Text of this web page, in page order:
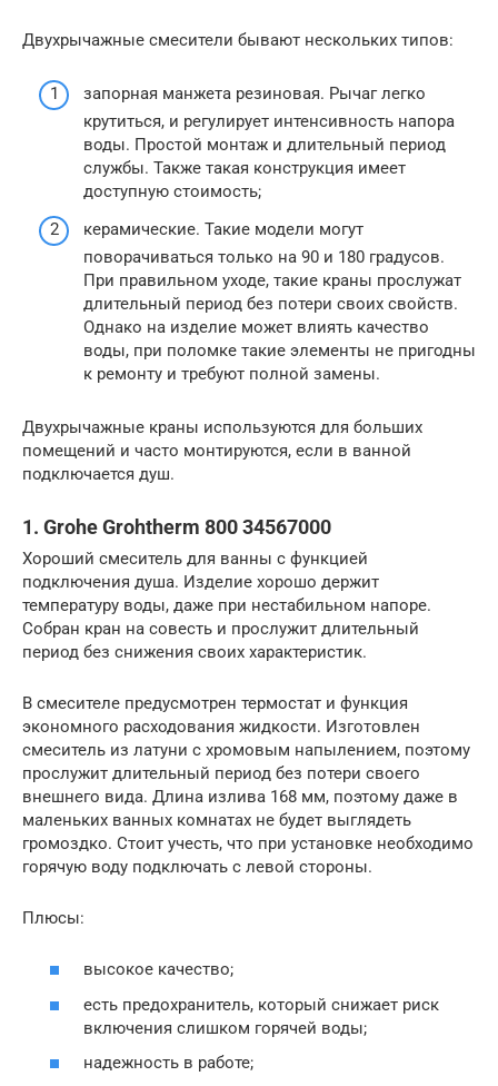
Двухрычажные смесители бывают нескольких типов:
запорная манжета резиновая. Рычаг легко
крутиться, и регулирует интенсивность напора
воды. Простой монтаж и длительный период
службы. Также такая конструкция имеет
доступную стоимость;
керамические. Такие модели могут
поворачиваться только на 90 и 180 градусов.
При правильном уходе, такие краны прослужат
длительный период без потери своих свойств.
Однако на изделие может влиять качество
воды, при поломке такие элементы не пригодны
к ремонту и требуют полной замены.
Двухрычажные краны используются для больших
помещений и часто монтируются, если в ванной
подключается душ.
1. Grohe Grohtherm 800 34567000
Хороший смеситель для ванны с функцией
подключения душа. Изделие хорошо держит
температуру воды, даже при нестабильном напоре.
Собран кран на совесть и прослужит длительный
период без снижения своих характеристик.
В смесителе предусмотрен термостат и функция
экономного расходования жидкости. Изготовлен
смеситель из латуни с хромовым напылением, поэтому
прослужит длительный период без потери своего
внешнего вида. Длина излива 168 мм, поэтому даже в
маленьких ванных комнатах не будет выглядеть
громоздко. Стоит учесть, что при установке необходимо
горячую воду подключать с левой стороны.
Плюсы:
высокое качество;
есть предохранитель, который снижает риск
включения слишком горячей воды;
надежность в работе;